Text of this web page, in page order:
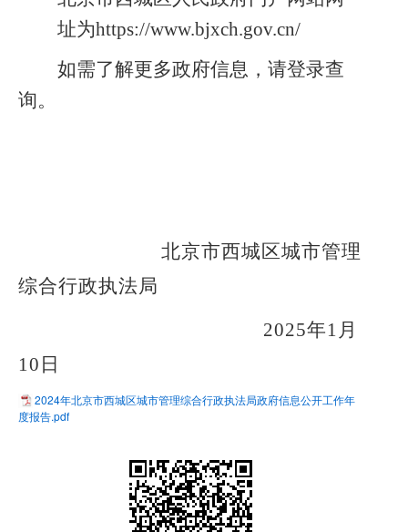
址为https://www.bjxch.gov.cn/
如需了解更多政府信息，请登录查
询。
北京市西城区城市管理
综合行政执法局
2025年1月
10 日
2024年北京市西城区城市管理综合行政执法局政府信息公开工作年
度报告.pdf